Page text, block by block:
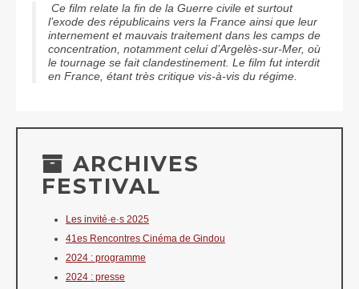
Ce film relate la fin de la Guerre civile et surtout
l’exode des républicains vers la France ainsi que leur
internement et mauvais traitement dans les camps de
concentration, notamment celui d’Argelès-sur-Mer, où
le tournage se fait clandestinement. Le film fut interdit
en France, étant très critique vis-à-vis du régime.
ARCHIVES
FESTIVAL
Les invité·e·s 2025
41es Rencontres Cinéma de Gindou
2024 : programme
2024 : presse